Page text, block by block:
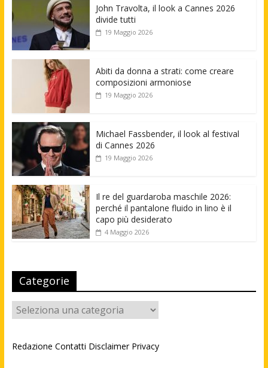
John Travolta, il look a Cannes 2026
divide tutti
19 Maggio 2026
Abiti da donna a strati: come creare
composizioni armoniose
19 Maggio 2026
Michael Fassbender, il look al festival
di Cannes 2026
19 Maggio 2026
Il re del guardaroba maschile 2026:
perché il pantalone fluido in lino è il
capo più desiderato
4 Maggio 2026
Categorie
Categorie
Redazione Contatti Disclaimer Privacy